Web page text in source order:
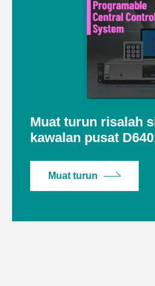
Muat turun risalah
kawalan pusat
Muat turun